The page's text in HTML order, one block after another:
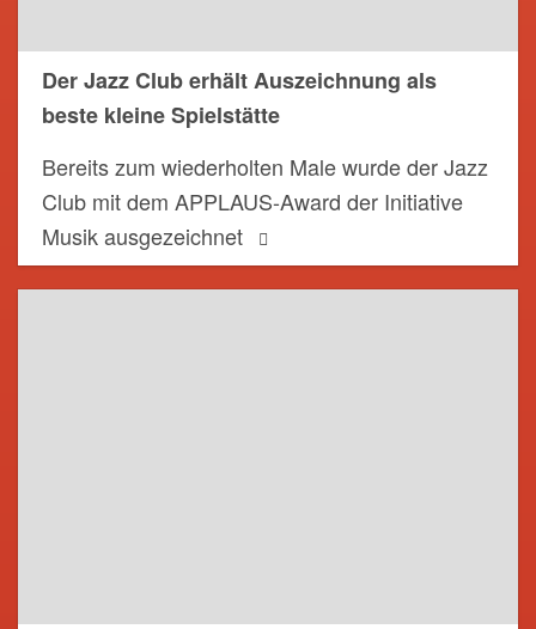
Der Jazz Club erhält Auszeichnung als
beste kleine Spielstätte
Bereits zum wiederholten Male wurde der Jazz
Club mit dem APPLAUS-Award der Initiative
Musik ausgezeichnet